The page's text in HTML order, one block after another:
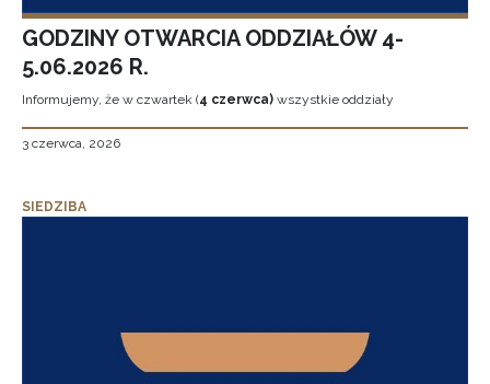
GODZINY OTWARCIA ODDZIAŁÓW 4-
5.06.2026 R.
Informujemy, że w czwartek (4 czerwca) wszystkie oddziały
3 czerwca, 2026
SIEDZIBA